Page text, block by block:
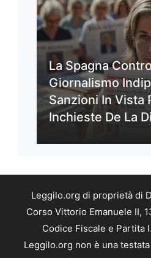
La Spagna
Giornalismo
Sanzioni In Vista
Inchieste De La
Leggilo.org di proprietà di
Corso Vittorio Emanuele II,
Codice Fiscale e Partita
Leggilo.org non è una